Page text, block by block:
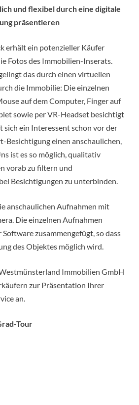
und flexibel durch eine digitale
präsentieren
erhält ein potenzieller Käufer
Fotos des Immobilien-Inserats.
das durch einen virtuellen
die Immobilie: Die einzelnen
auf dem Computer, Finger auf
sowie per VR-Headset besichtigt
sich ein Interessent schon vor der
Besichtigung einen anschaulichen,
ist es so möglich, qualitativ
vorab zu filtern und
Besichtigungen zu unterbinden.
anschaulichen Aufnahmen mit
Die einzelnen Aufnahmen
zusammengefügt, so dass
des Objektes möglich wird.
Immobilien GmbH
zur Präsentation Ihrer
an.
Tour